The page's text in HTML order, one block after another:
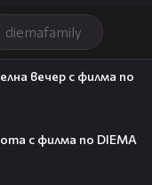
diemafamily
вечер с филма по
с филма по DIEMA